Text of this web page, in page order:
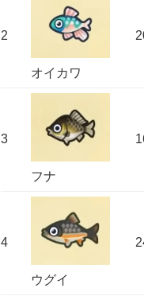
2
オイカワ
3
フナ
4
ウグイ